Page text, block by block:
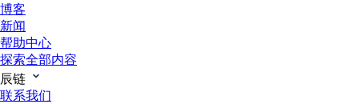
博客
新闻
帮助中心
探索全部内容
辰链
联系我们